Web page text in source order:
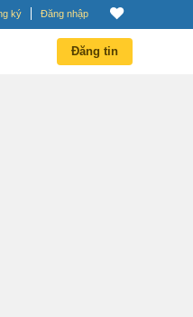
ký Đăng nhập
Đăng tin